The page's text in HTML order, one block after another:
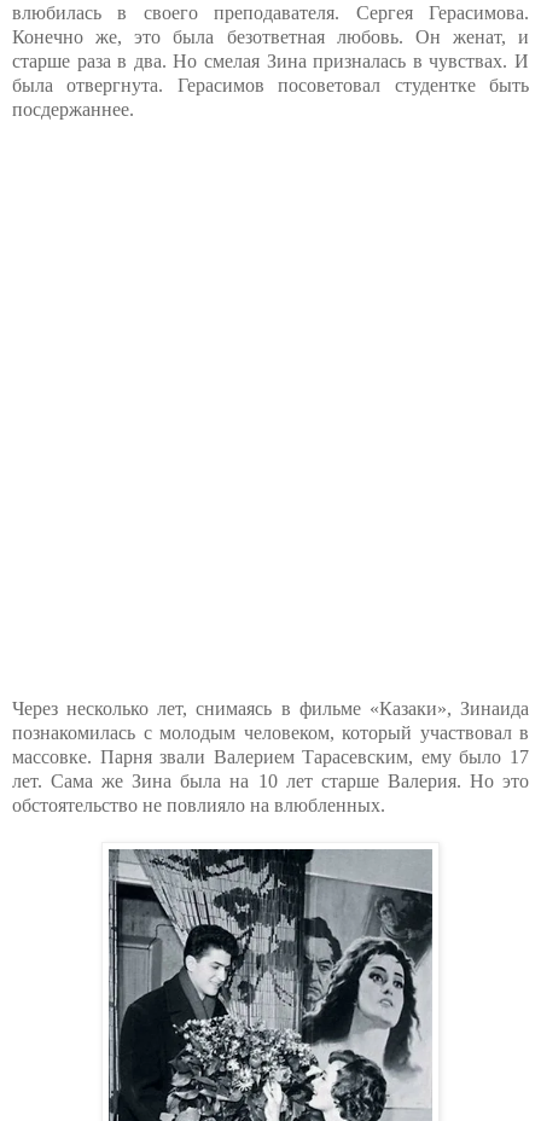
влюбилась в своего преподавателя. Сергея Герасимова.
Конечно же, это была безответная любовь. Он женат, и
старше раза в два. Но смелая Зина призналась в чувствах. И
была отвергнута. Герасимов посоветовал студентке быть
посдержаннее.
Через несколько лет, снимаясь в фильме «Казаки», Зинаида
познакомилась с молодым человеком, который участвовал в
массовке. Парня звали Валерием Тарасевским, ему было 17
лет. Сама же Зина была на 10 лет старше Валерия. Но это
обстоятельство не повлияло на влюбленных.